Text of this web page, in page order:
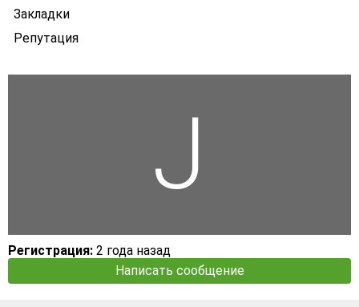
Закладки
Репутация
Регистрация: 2 года назад
Написать сообщение